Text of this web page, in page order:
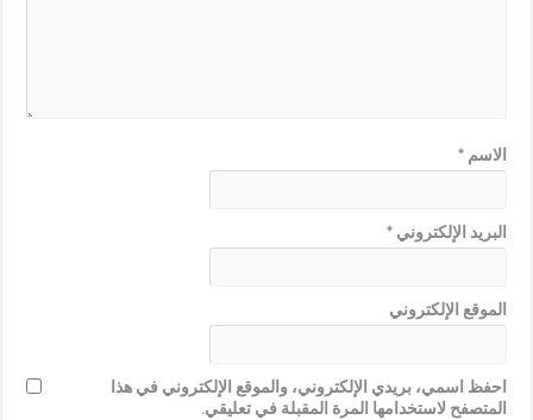
الاسم*
البريد الإلكتروني*
الموقع الإلكتروني
احفظ اسمي، بريدي الإلكتروني، والموقع الإلكتروني في هذا
المتصفح لاستخدامها المرة المقبلة في تعليقي.